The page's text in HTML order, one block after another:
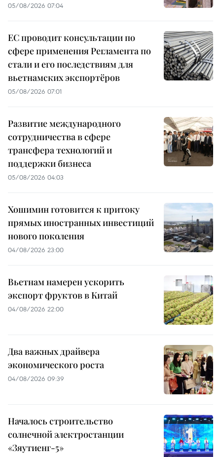
05/08/2026 07:04
ЕС проводит консультации по
сфере применения Регламента по
стали и его последствиям для
вьетнамских экспортёров
05/08/2026 07:01
Развитие международного
сотрудничества в сфере
трансфера технологий и
поддержки бизнеса
05/08/2026 04:03
Хошимин готовится к притоку
прямых иностранных инвестиций
нового поколения
04/08/2026 23:00
Вьетнам намерен ускорить
экспорт фруктов в Китай
04/08/2026 22:00
Два важных драйвера
экономического роста
04/08/2026 09:39
Началось строительство
солнечной электростанции
«Зяутиенг-5»